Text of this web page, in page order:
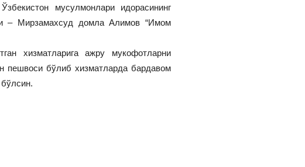
мусулмонлари идорасининг
– Мирзамахсуд домла Алимов “Имом
хизматларига ажру мукофотларни
пешвоси бўлиб хизматларда бардавом